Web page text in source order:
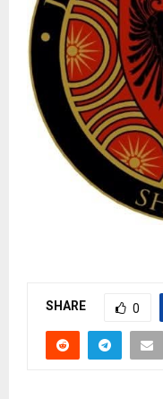
SHARE 0